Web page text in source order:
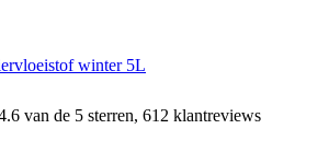
winter 5L
van de 5 sterren, 612 klantreviews